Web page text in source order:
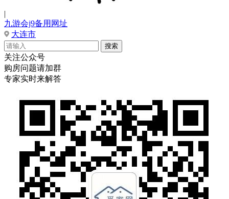
|
九游会j9备用网址
大连市
关注公众号
购房问题请加群
专家实时来解答